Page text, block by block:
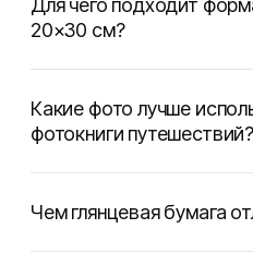
Для чего подходит
20×30 см?
Какие фото лучше
фотокниги путешествий?
Чем глянцевая бумага